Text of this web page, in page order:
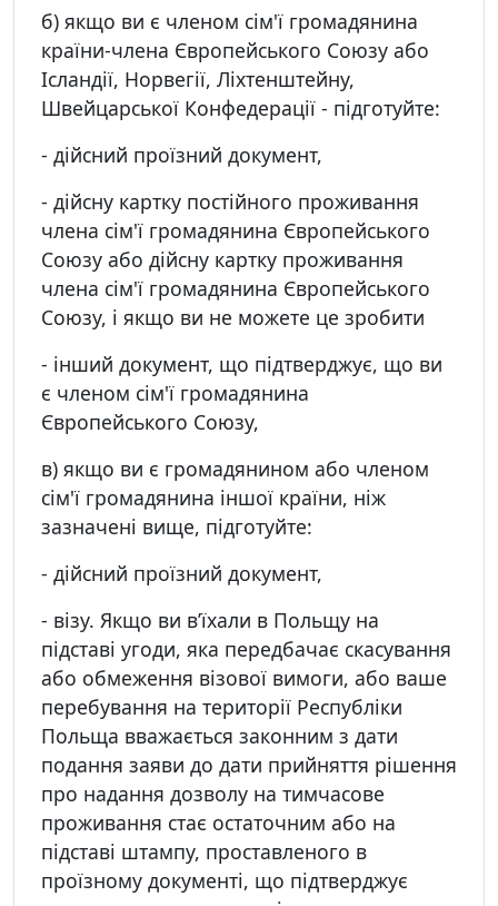
б) якщо ви є членом сім'ї громадянина
країни-члена Європейського Союзу або
Ісландії, Норвегії, Ліхтенштейну,
Швейцарської Конфедерації - підготуйте:
- дійсний проїзний документ,
- дійсну картку постійного проживання
члена сім'ї громадянина Європейського
Союзу або дійсну картку проживання
члена сім'ї громадянина Європейського
Союзу, і якщо ви не можете це зробити
- інший документ, що підтверджує, що ви
є членом сім'ї громадянина
Європейського Союзу,
в) якщо ви є громадянином або членом
сім'ї громадянина іншої країни, ніж
зазначені вище, підготуйте:
- дійсний проїзний документ,
- візу. Якщо ви в’їхали в Польщу на
підставі угоди, яка передбачає скасування
або обмеження візової вимоги, або ваше
перебування на території Республіки
Польща вважається законним з дати
подання заяви до дати прийняття рішення
про надання дозволу на тимчасове
проживання стає остаточним або на
підставі штампу, проставленого в
проїзному документі, що підтверджує